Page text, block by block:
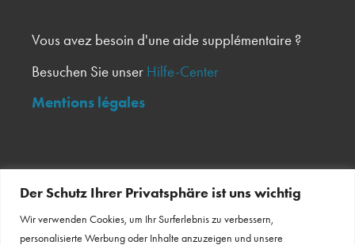
Der Schutz Ihrer Privatsphäre ist uns wichtig
Wir verwenden Cookies, um Ihr Surferlebnis zu verbessern,
personalisierte Werbung oder Inhalte anzuzeigen und unsere
Vous avez besoin d'une aide supplémentaire ?
Besuchen Sie unser Hilfe-Center
Mentions légales
Bulletin d'information